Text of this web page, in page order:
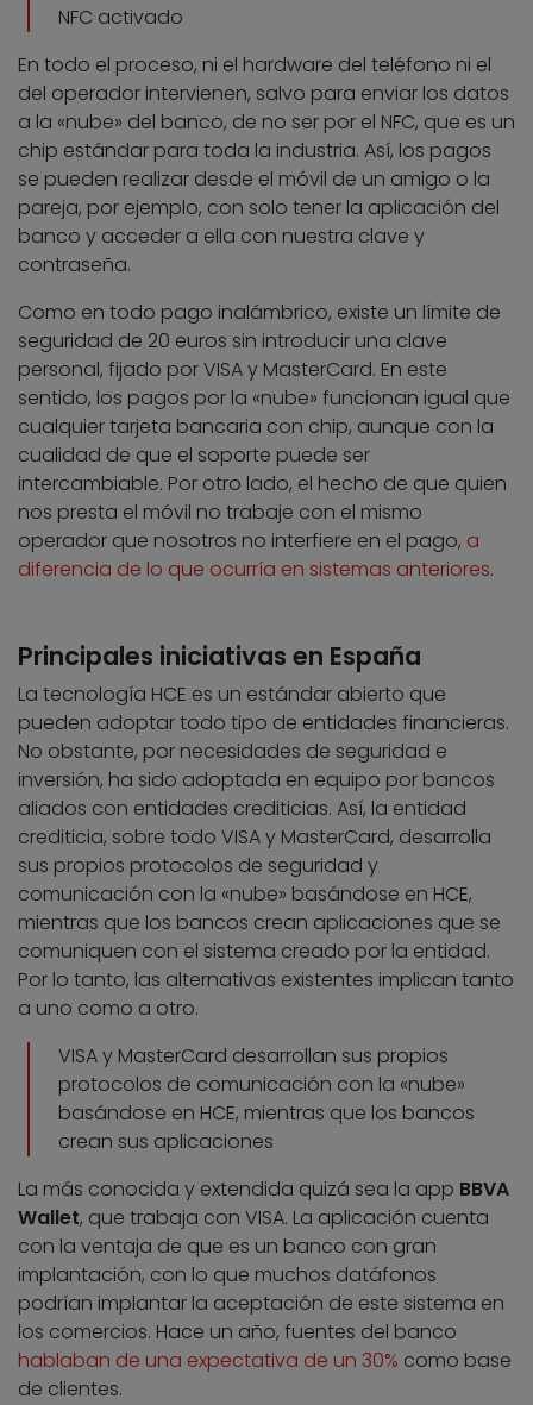
NFC activado
En todo el proceso, ni el hardware del teléfono ni el
del operador intervienen, salvo para enviar los datos
a la «nube» del banco, de no ser por el NFC, que es un
chip estándar para toda la industria. Así, los pagos
se pueden realizar desde el móvil de un amigo o la
pareja, por ejemplo, con solo tener la aplicación del
banco y acceder a ella con nuestra clave y
contraseña.
Como en todo pago inalámbrico, existe un límite de
seguridad de 20 euros sin introducir una clave
personal, fijado por VISA y MasterCard. En este
sentido, los pagos por la «nube» funcionan igual que
cualquier tarjeta bancaria con chip, aunque con la
cualidad de que el soporte puede ser
intercambiable. Por otro lado, el hecho de que quien
nos presta el móvil no trabaje con el mismo
operador que nosotros no interfiere en el pago, a
diferencia de lo que ocurría en sistemas anteriores.
Principales iniciativas en España
La tecnología HCE es un estándar abierto que
pueden adoptar todo tipo de entidades financieras.
No obstante, por necesidades de seguridad e
inversión, ha sido adoptada en equipo por bancos
aliados con entidades crediticias. Así, la entidad
crediticia, sobre todo VISA y MasterCard, desarrolla
sus propios protocolos de seguridad y
comunicación con la «nube» basándose en HCE,
mientras que los bancos crean aplicaciones que se
comuniquen con el sistema creado por la entidad.
Por lo tanto, las alternativas existentes implican tanto
a uno como a otro.
VISA y MasterCard desarrollan sus propios
protocolos de comunicación con la «nube»
basándose en HCE, mientras que los bancos
crean sus aplicaciones
La más conocida y extendida quizá sea la app BBVA
Wallet, que trabaja con VISA. La aplicación cuenta
con la ventaja de que es un banco con gran
implantación, con lo que muchos datáfonos
podrían implantar la aceptación de este sistema en
los comercios. Hace un año, fuentes del banco
hablaban de una expectativa de un 30% como base
de clientes.